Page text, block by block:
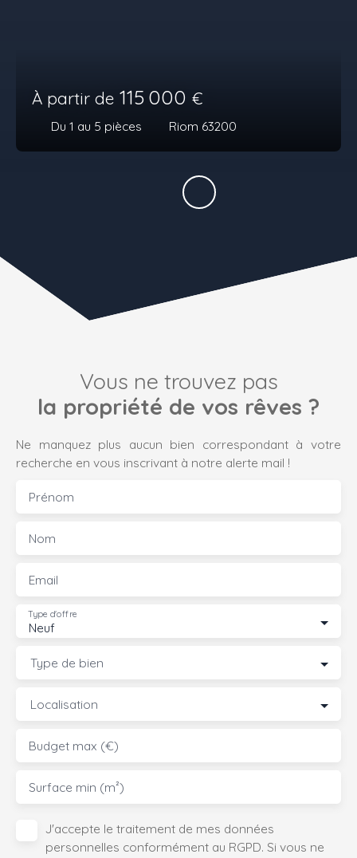
À partir de 115 000 €
Du 1 au 5 pièces Riom 63200
Vous ne trouvez pas
la propriété de vos rêves ?
Ne manquez plus aucun bien correspondant à votre
recherche en vous inscrivant à notre alerte mail !
Prénom
Nom
Email
Neuf
Type d'offre
Type de bien
Localisation
Budget max (€)
Surface min (m²)
J'accepte le traitement de mes données
personnelles conformément au RGPD. Si vous ne